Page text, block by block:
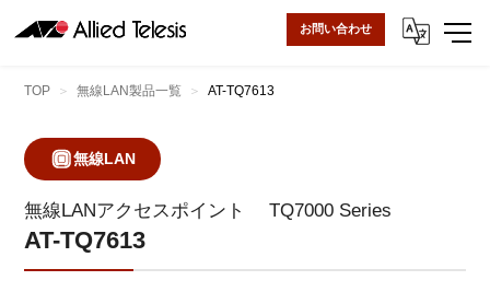
お問い合わせ
TOP 無線LAN製品一覧 AT-TQ7613
無線LANアクセスポイント TQ7000 Series
AT-TQ7613
無線LAN